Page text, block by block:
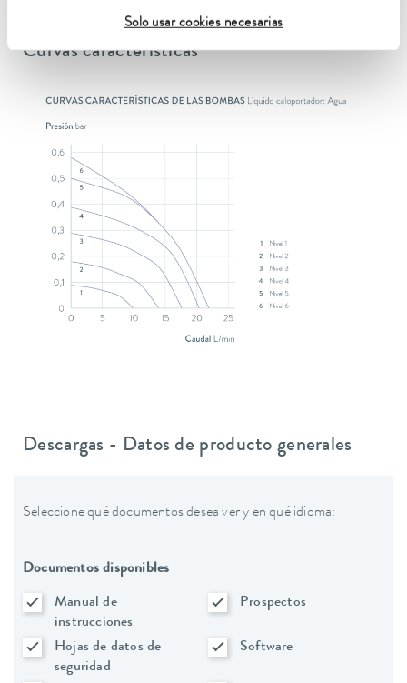
Solo usar cookies necesarias
Curvas características
Descargas - Datos de producto generales
Seleccione qué documentos desea ver y en qué idioma:
Documentos disponibles
Manual de
instrucciones
Prospectos
Hojas de datos de
seguridad
Software